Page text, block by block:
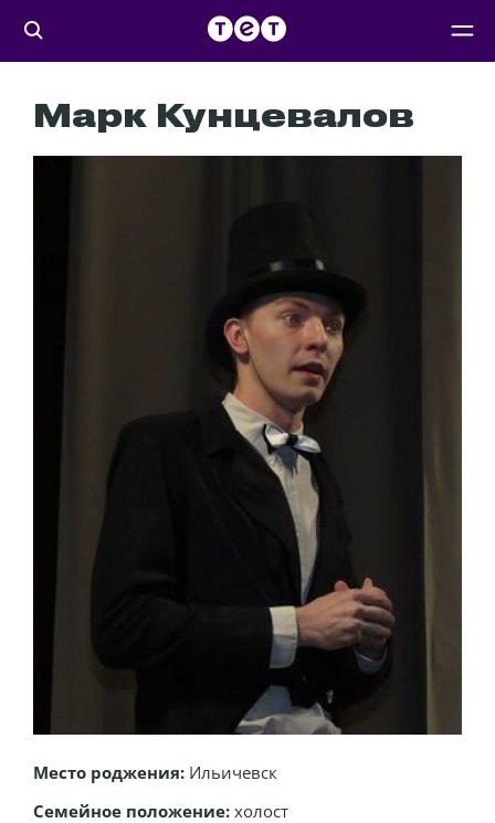
Марк Кунцевалов
Место роджения: Ильичевск
Семейное положение: холост